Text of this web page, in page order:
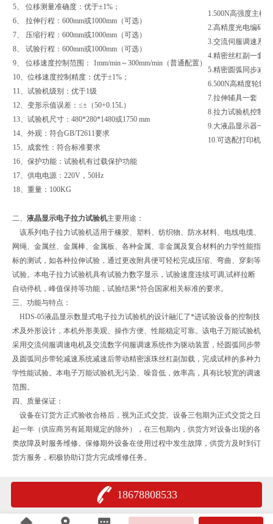
5、 位移测量准确度：优于±1%；
6、 拉伸行程：600mm或1000mm（可选）
7、 压缩行程：600mm或1000mm（可选）
8、 试验行程：600mm或1000mm（可选）
9、 位移速度控制范围： 1mm/min～300mm/min（普通配置）
10、位移速度控制精度：优于±1%；
11、试验机级别：优于1级
12、变形示值误差：≤±（50+0.15L）
13、试验机尺寸：480*280*1480或1750 mm
14、外观：符合GB/T2611要求
15、成套性：符合标准要求
16、保护功能：试验机有过载保护功能
17、供电电源：220V，50Hz
18、重量：100KG
1.500N高强度主机
2.高精度光电编码
3.交流伺服调速系
4.精密丝杠副一套
5.精密圆弧同步减
6.500N高精度轮辐
7.拉伸辅具一套
8.拉力试验机控制
9.大液晶显示器一
10.可选配打印机
二、 液晶显示电子拉力试验机主要用途：
该系列电子拉力试验机适用于橡胶、塑料、纺织物、防水材料、电线电缆、
网绳、金属丝、金属棒、金属板、各种金属、非金属及复合材料的力学性能指
标的测试，如各种拉伸试验，通过更改附具便可轻松完成压缩、弯曲、穿刺等
试验。本电子拉力试验机具有试验力数字显示，试验速度连续可调,试样拉断
自动停机，峰值保持等功能，试验结果*符合国家相关标准的要求。
三、功能与特点：
HDS-05液晶显示数显式电子拉力试验机的设计融汇了*进试验设备的控制技
术及外形设计，本机外形美观、操作方便、性能稳定可靠。该电子万能试验机
采用交流伺服调速电机及交流数字伺服调速系统作为驱动装置，经圆弧同步带
及圆弧同步带轮减速系统减速后带动精密滚珠丝杠副加载，完成试样的多种力
学性能试验。本电子万能试验机无污染、噪音低，效率高，具有比较宽的调速
范围。
四、质量保证：
设备在订货方正式验收合格后，视为正式交货。设备三包期为正式交货之日
起一年（供应商另有延期规定的除外），在三包期内，供货方对设备出现的各
类故障及时服务维修。保修期外设备在使用过程中发生故障，供货方及时到订
货方服务，积极协助订货方完成维修任务。
18678808533